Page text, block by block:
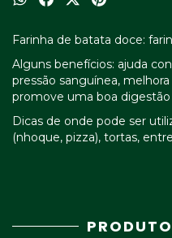
Farinha de batata doce:
Alguns benefícios: ajuda
pressão sanguínea,
promove uma boa
Dicas de onde pode ser
(nhoque, pizza), tortas,